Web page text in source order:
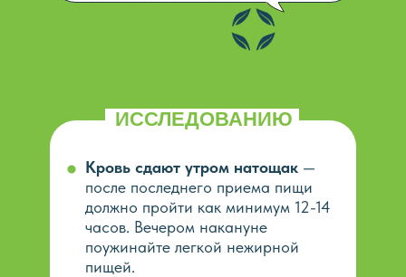
Кровь сдают утром натощак —
после последнего приема пищи
должно пройти как минимум 12-14
часов. Вечером накануне
поужинайте легкой нежирной
пищей.
ИССЛЕДОВАНИЮ